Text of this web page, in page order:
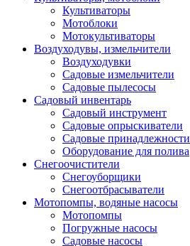
Культиваторы
Мотоблоки
Мотокультиваторы
Воздуходувы, измельчители
Воздуходувки
Садовые измельчители
Садовые пылесосы
Садовый инвентарь
Садовый инструмент
Садовые опрыскиватели
Садовые принадлежности
Оборудование для полива
Снегоочистители
Снегоуборщики
Снегоотбрасыватели
Мотопомпы, водяные насосы
Мотопомпы
Погружные насосы
Садовые насосы